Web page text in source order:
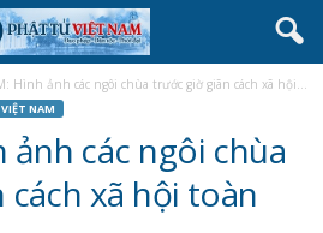
Hình ảnh các ngôi chùa trước giờ giãn cách xã hội...
NAM
ảnh các ngôi chùa
xã hội toàn